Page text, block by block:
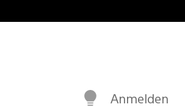
Anmelden